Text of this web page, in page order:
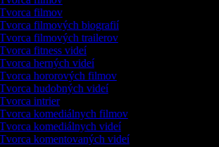
filmov
filmových biografií
filmových trailerov
fitness videí
herných videí
hororových filmov
hudobných videí
intrier
komediálnych filmov
komediálnych videí
komentovaných videí